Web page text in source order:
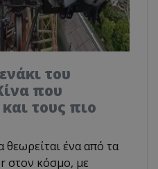
του
που
τους πιο
ένα από τα
στον κόσμο, με